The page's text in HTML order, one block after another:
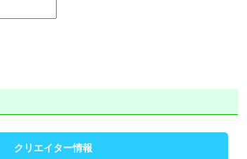
クリエイター情報